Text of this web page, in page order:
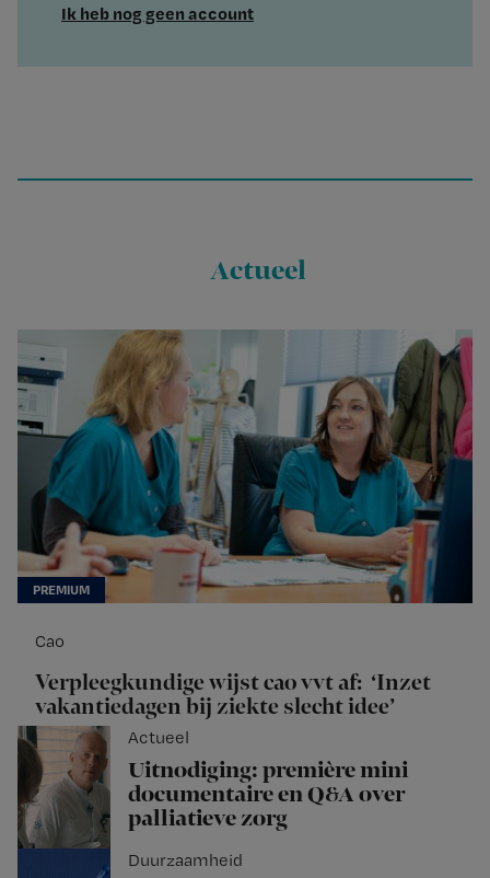
Ik heb nog geen account
Actueel
Cao
Verpleegkundige wijst cao vvt af: ‘Inzet
vakantiedagen bij ziekte slecht idee’
Actueel
Uitnodiging: première mini
documentaire en Q&A over
palliatieve zorg
Duurzaamheid